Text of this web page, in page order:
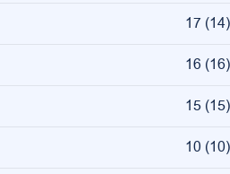
17 (14)
16 (16)
15 (15)
10 (10)